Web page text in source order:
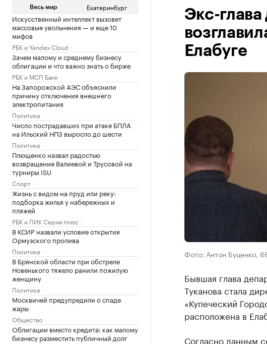
Весь мир Екатеринбург
Искусственный интеллект вызовет
массовые увольнения — и еще 10
мифов
РБК и Yandex Cloud
Зачем малому и среднему бизнесу
облигации и что важно знать о бирже
РБК и МСП Банк
На Запорожской АЭС объяснили
причину отключения внешнего
электропитания
Политика
Число пострадавших при атаке БПЛА
на Ильский НПЗ выросло до шести
Политика
Плющенко назвал радостью
возвращение Валиевой и Трусовой на
турниры ISU
Спорт
Жизнь с видом на пруд или реку:
подборка жилья у набережных и
пляжей
РБК и ПИК Серия плюс
В КСИР назвали условие открытия
Ормузского пролива
Политика
В Брянской области при обстреле
Новенького тяжело ранили пожилую
женщину
Политика
Москвичей предупредили о спаде
жары
Общество
Облигации вместо кредита: как малому
бизнесу разместить публичный долг
Экс-
Елабуге
Фото: Антон Буценко,
Бывшая глава
Туканова стала
«Купеческий
расположена в
Согласно данным